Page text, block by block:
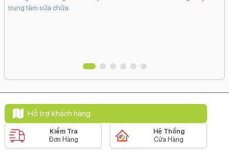
Công nghệ pin:
Tiết kiệm pinSạc pin nhanh
Sạc không dây
MagSafe Sạc không dây
trung tâm sửa chữa.
Hỗ trợ khách hàng
Kiểm Tra
Đơn Hàng
Hệ Thống
Cửa Hàng